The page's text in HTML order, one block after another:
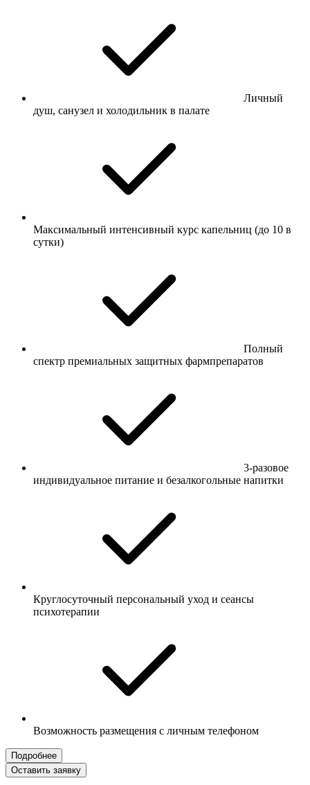
Личный
душ, санузел и холодильник в палате
Максимальный интенсивный курс капельниц (до 10 в
сутки)
Полный
спектр премиальных защитных фармпрепаратов
3-разовое
индивидуальное питание и безалкогольные напитки
Круглосуточный персональный уход и сеансы
психотерапии
Возможность размещения с личным телефоном
Подробнее
Оставить заявку